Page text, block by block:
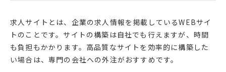
求人サイトとは、企業の求人情報を掲載しているWEBサイ
トのことです。サイトの構築は自社でも行えますが、時間
も負担もかかります。高品質なサイトを効率的に構築した
い場合は、専門の会社への外注がおすすめです。